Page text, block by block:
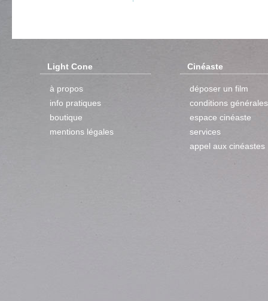
Light Cone
à propos
info pratiques
boutique
mentions légales
Cinéaste
déposer un film
conditions générales
espace cinéaste
services
appel aux cinéastes